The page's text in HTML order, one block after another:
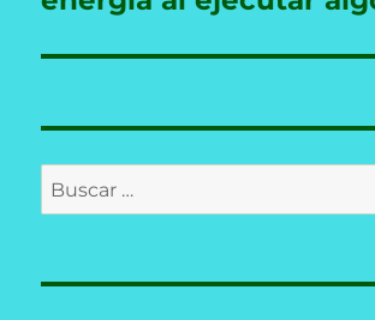
Buscar
por: